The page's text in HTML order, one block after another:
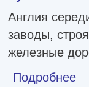
Англия
заводы,
железные
Подробнее о